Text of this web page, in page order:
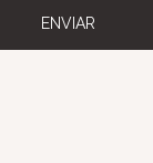
ENVIAR